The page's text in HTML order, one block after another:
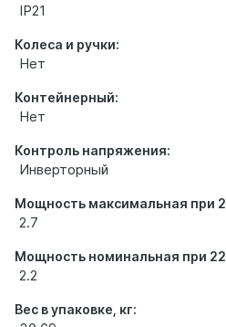
IP21
Колеса и ручки:
Нет
Контейнерный:
Нет
Контроль напряжения:
Инверторный
Мощность максимальная при
2.7
Мощность номинальная при
2.2
Вес в упаковке, кг: